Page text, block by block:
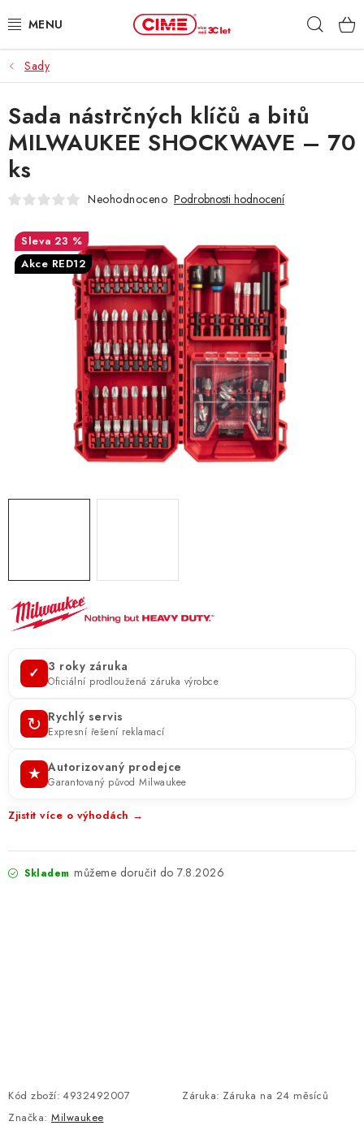
na
ZAHRADA, LES
DÍLNA, STAVBA
MILWAUKEE
ELEKTROMOBILITA
PROFI STROJE
PRODEJNY
OCHRANA OSOBNÍCH ÚDAJŮ
JAK NAKUPOVAT
OBCHODNÍ PODMÍNKY
ODSTOUPENÍ OD SMLOUVY
DOPRAVA A PLATBA
Sady
✓ 3 roky záruka
Oficiální prodloužená záruka výrobce
↻ Rychlý servis
Expresní řešení reklamací
★ Autorizovaný prodejce
Garantovaný původ Milwaukee
Zjistit více o výhodách →
Skladem 7.8.2026
Kód zboží: 4932492007 Záruka: Záruka na 24 měsíců
Značka: Milwaukee
Sada nástrčných klíčů a bitů
MILWAUKEE SHOCKWAVE – 70
ks
Neohodnoceno Podrobnosti hodnocení
23 %
Akce RED12